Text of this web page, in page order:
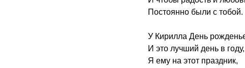
Постоянно были с тобой.
У Кирилла День
И это лучший день в году,
Я ему на этот праздник,